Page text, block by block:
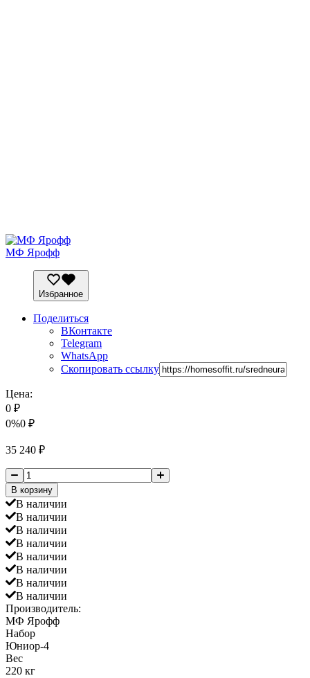
МФ Ярофф
Избранное
Поделиться
ВКонтакте
Telegram
WhatsApp
Скопировать ссылку
Цена:
0 ₽
0%0 ₽
35 240 ₽
В корзину
В наличии
В наличии
В наличии
В наличии
В наличии
В наличии
В наличии
В наличии
Производитель:
МФ Ярофф
Набор
Юниор-4
Вес
220 кг